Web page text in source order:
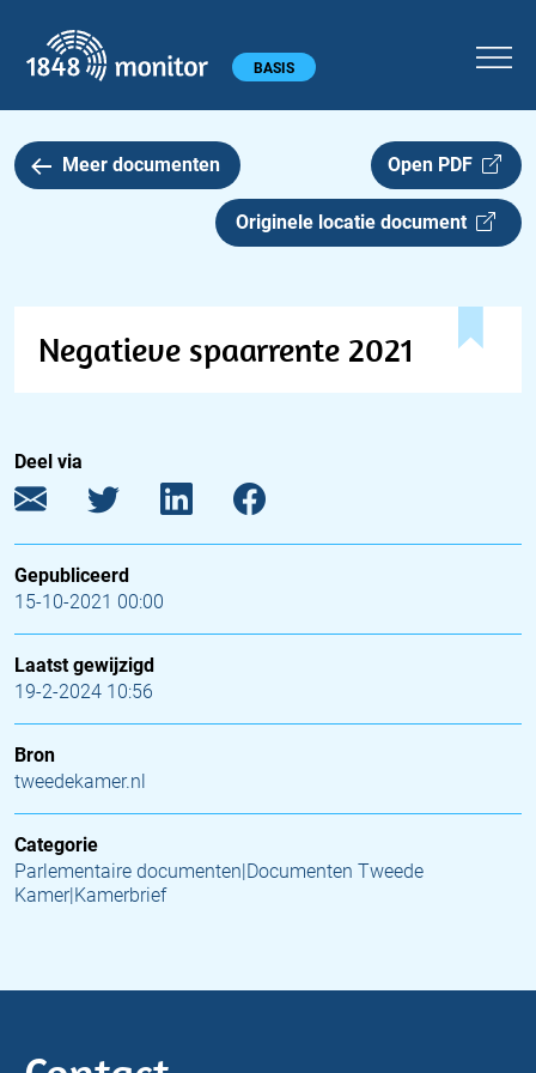
Hoofdmenu BASIS
Meer documenten Open PDF
Originele locatie document
Negatieve spaarrente 2021
Deel via
Gepubliceerd
15-10-2021 00:00
Laatst gewijzigd
19-2-2024 10:56
Bron
tweedekamer.nl
Categorie
Parlementaire documenten|Documenten Tweede
Kamer|Kamerbrief